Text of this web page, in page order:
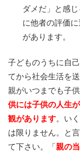
ダメだ」と感
に他者の評価
があります。
子どものうちに自
てから社会生活を
親がいつまでも子
供には子供の人生
観があります。い
は限りません。と
て下さい。「 親の